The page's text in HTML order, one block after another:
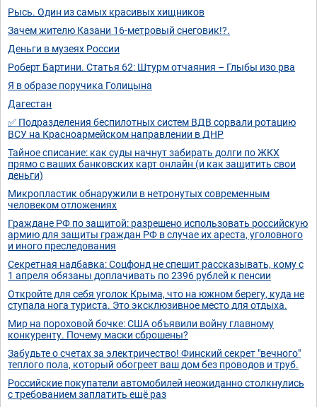
Рысь. Один из самых красивых хищников
Зачем жителю Казани 16-метровый снеговик!?.
Деньги в музеях России
Роберт Бартини. Статья 62: Штурм отчаяния – Глыбы изо рва
Я в образе поручика Голицына
Дагестан
✅ Подразделения беспилотных систем ВДВ сорвали ротацию
ВСУ на Красноармейском направлении в ДНР
Тайное списание: как суды начнут забирать долги по ЖКХ
прямо с ваших банковских карт онлайн (и как защитить свои
деньги)
Микропластик обнаружили в нетронутых современным
человеком отложениях
Граждане РФ по защитой: разрешено использовать российскую
армию для защиты граждан РФ в случае их ареста, уголовного
и иного преследования
Секретная надбавка: Соцфонд не спешит рассказывать, кому с
1 апреля обязаны доплачивать по 2396 рублей к пенсии
Откройте для себя уголок Крыма, что на южном берегу, куда не
ступала нога туриста. Это эксклюзивное место для отдыха.
Мир на пороховой бочке: США объявили войну главному
конкуренту. Почему маски сброшены?
Забудьте о счетах за электричество! Финский секрет "вечного"
теплого пола, который обогреет ваш дом без проводов и труб.
Российские покупатели автомобилей неожиданно столкнулись
с требованием заплатить ещё раз